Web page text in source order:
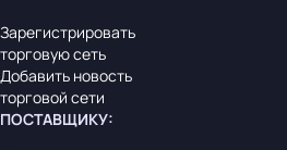
Зарегистрировать
торговую сеть
Добавить новость
торговой сети
ПОСТАВЩИКУ: